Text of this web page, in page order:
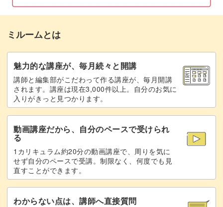
リース作り初心者の方は、ぜひ秋のうちからクリスマスリ
簡単ではあるものの、初心者さんは作るのに時間がかかり
ますし、何よりクリスマスへのワクワク感を感じながらの
リース作りはとっても楽しいです♪
グリーンの葉と赤い実のコントラストが色鮮やかなリース
をお部屋に飾って、家族みんなでクリスマスへのカウント
ダウンをしてみるのも楽しそう。
アクアグルーで固定する 47:51
リボンをつける
完成♪
ミルームとは
魅力的な講座が、毎月続々と開講
講師と編集部がこだわって作る講座が、毎月開講
されます。講座は現在3,000件以上。自分のお気に
入りがきっと見つかります。
動画講座だから、自分のペースで受けられ
る
1カリキュラム約20分の動画講座で、周りを気に
せず自分のペースで受講。制限なく、何度でも見
直すことができます。
わからない点は、講師へ直接質問